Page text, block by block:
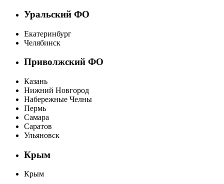
Уральский ФО
Екатеринбург
Челябинск
Приволжский ФО
Казань
Нижний Новгород
Набережные Челны
Пермь
Самара
Саратов
Ульяновск
Крым
Крым